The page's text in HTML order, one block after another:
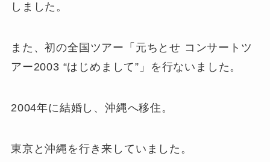
しました。
また、初の全国ツアー「元ちとせ コンサートツ
アー2003 “はじめまして”」を行ないました。
2004年に結婚し、沖縄へ移住。
東京と沖縄を行き来していました。